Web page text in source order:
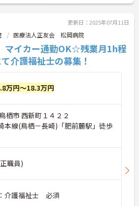
更新日：2025年07月11日
医療法人正友会 松岡病院
マイカー通勤OK☆残業月1h程
介護福祉士の募集！
万円～18.3万円
栖市 西新町１４２２
本線(鳥栖－長崎)「肥前麓駅」徒歩
職員)
介護福祉士 必須